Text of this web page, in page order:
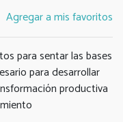
Agregar a mis favoritos
para sentar las bases
para desarrollar
productiva